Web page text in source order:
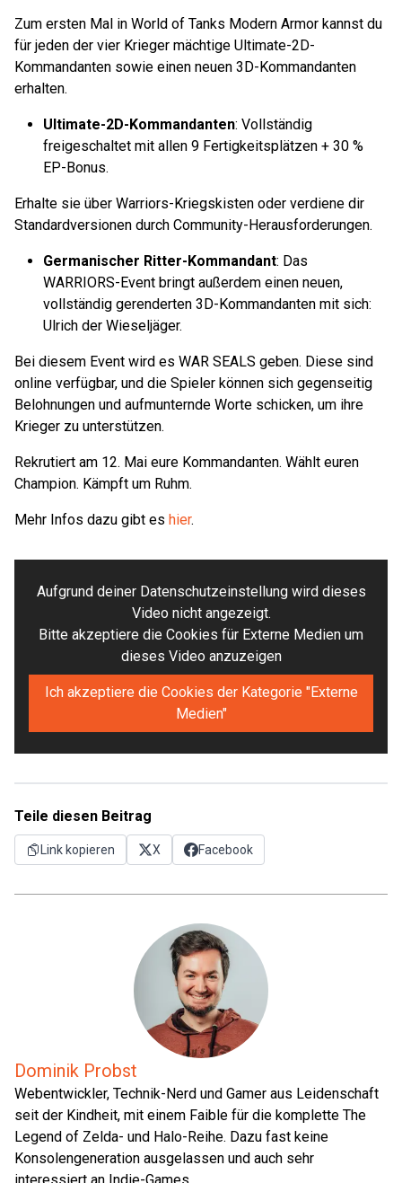
Zum ersten Mal in World of Tanks Modern Armor kannst du
für jeden der vier Krieger mächtige Ultimate-2D-
Kommandanten sowie einen neuen 3D-Kommandanten
erhalten.
Ultimate-2D-Kommandanten: Vollständig
freigeschaltet mit allen 9 Fertigkeitsplätzen + 30 %
EP-Bonus.
Erhalte sie über Warriors-Kriegskisten oder verdiene dir
Standardversionen durch Community-Herausforderungen.
Germanischer Ritter-Kommandant: Das
WARRIORS-Event bringt außerdem einen neuen,
vollständig gerenderten 3D-Kommandanten mit sich:
Ulrich der Wieseljäger.
Bei diesem Event wird es WAR SEALS geben. Diese sind
online verfügbar, und die Spieler können sich gegenseitig
Belohnungen und aufmunternde Worte schicken, um ihre
Krieger zu unterstützen.
Rekrutiert am 12. Mai eure Kommandanten. Wählt euren
Champion. Kämpft um Ruhm.
Mehr Infos dazu gibt es hier.
Aufgrund deiner Datenschutzeinstellung wird dieses
Video nicht angezeigt.
Bitte akzeptiere die Cookies für Externe Medien um
dieses Video anzuzeigen
Ich akzeptiere die Cookies der Kategorie "Externe
Medien"
Teile diesen Beitrag
Link kopieren X Facebook
Dominik Probst
Webentwickler, Technik-Nerd und Gamer aus Leidenschaft
seit der Kindheit, mit einem Faible für die komplette The
Legend of Zelda- und Halo-Reihe. Dazu fast keine
Konsolengeneration ausgelassen und auch sehr